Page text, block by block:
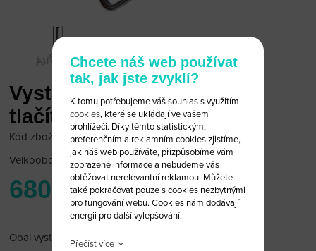
Vystřelovací klíč Toyota 3
tlačítka (obal)
Kód zboží: Toy B/65C
Velkoobchodní cena:po přihlášení
680 Kč
Obal vystřelovacího klíče Toyota 3 tlačítka.
Chcete náš web používat
tak, jak jste zvyklí?
K tomu potřebujeme váš souhlas s využitím
cookies, které se ukládají ve vašem
prohlížeči. Díky těmto statistickým,
preferenčním a reklamním cookies zjistíme,
jak náš web používáte, přizpůsobíme vám
zobrazené informace a nebudeme vás
obtěžovat nerelevantní reklamou. Můžete
také pokračovat pouze s cookies nezbytnými
pro fungování webu. Cookies nám dodávají
energii pro další vylepšování.
Přečíst více